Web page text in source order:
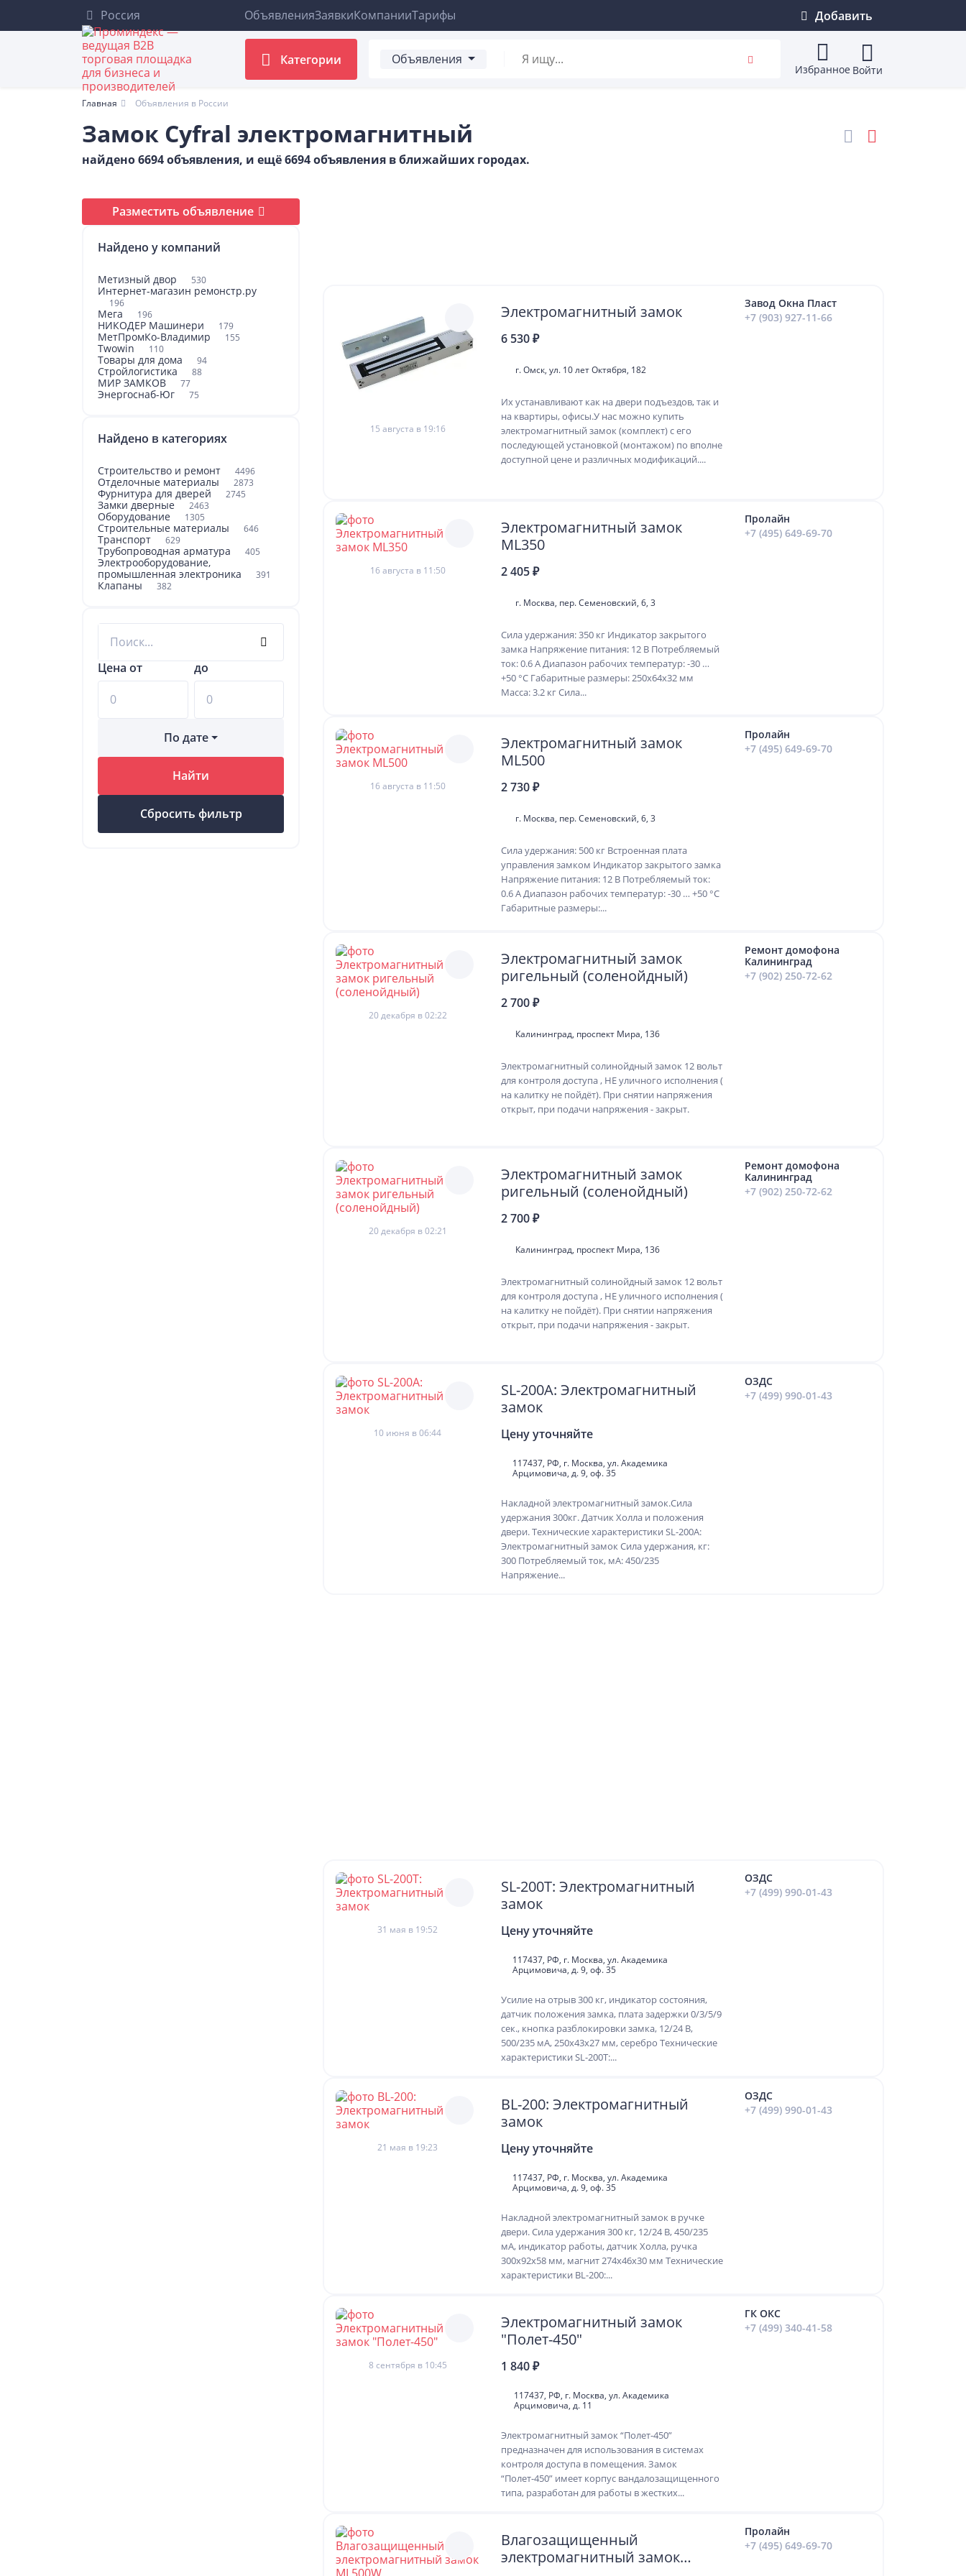
Россия ОбъявленияЗаявкиКомпанииТарифы Добавить
Категории Объявления
Избранное Войти
Главная Объявления в России
Замок Cyfral электромагнитный
найдено 6694 объявления, и ещё 6694 объявления в ближайших городах.
Разместить объявление
Найдено у компаний
Метизный двор 530
Интернет-магазин ремонстр.ру
196
Мега 196
НИКОДЕР Машинери 179
МетПромКо-Владимир 155
Twowin 110
Товары для дома 94
Стройлогистика 88
МИР ЗАМКОВ 77
Энергоснаб-Юг 75
Найдено в категориях
Строительство и ремонт 4496
Отделочные материалы 2873
Фурнитура для дверей 2745
Замки дверные 2463
Оборудование 1305
Строительные материалы 646
Транспорт 629
Трубопроводная арматура 405
Электрооборудование,
промышленная электроника
391
Клапаны 382
Цена от до
По дате
Найти
Сбросить фильтр
15 августа в 19:16
Электромагнитный замок
6 530 ₽
г. Омск, ул. 10 лет Октября, 182
Их устанавливают как на двери подъездов, так и
на квартиры, офисы.У нас можно купить
электромагнитный замок (комплект) с его
последующей установкой (монтажом) по вполне
доступной цене и различных модификаций....
Завод Окна Пласт
+7 (903) 927-11-66
16 августа в 11:50
Электромагнитный замок
ML350
2 405 ₽
г. Москва, пер. Семеновский, 6, 3
Сила удержания: 350 кг Индикатор закрытого
замка Напряжение питания: 12 В Потребляемый
ток: 0.6 А Диапазон рабочих температур: -30 …
+50 °С Габаритные размеры: 250х64х32 мм
Масса: 3.2 кг Сила...
Пролайн
+7 (495) 649-69-70
16 августа в 11:50
Электромагнитный замок
ML500
2 730 ₽
г. Москва, пер. Семеновский, 6, 3
Сила удержания: 500 кг Встроенная плата
управления замком Индикатор закрытого замка
Напряжение питания: 12 В Потребляемый ток:
0.6 А Диапазон рабочих температур: -30 … +50 °С
Габаритные размеры:...
Пролайн
+7 (495) 649-69-70
20 декабря в 02:22
Электромагнитный замок
ригельный (соленойдный)
2 700 ₽
Калининград, проспект Мира, 136
Электромагнитный солинойдный замок 12 вольт
для контроля доступа , НЕ уличного исполнения (
на калитку не пойдёт). При снятии напряжения
открыт, при подачи напряжения - закрыт.
Ремонт домофона
Калининград
+7 (902) 250-72-62
20 декабря в 02:21
Электромагнитный замок
ригельный (соленойдный)
2 700 ₽
Калининград, проспект Мира, 136
Электромагнитный солинойдный замок 12 вольт
для контроля доступа , НЕ уличного исполнения (
на калитку не пойдёт). При снятии напряжения
открыт, при подачи напряжения - закрыт.
Ремонт домофона
Калининград
+7 (902) 250-72-62
10 июня в 06:44
SL-200A: Электромагнитный
замок
Цену уточняйте
117437, РФ, г. Москва, ул. Академика
Арцимовича, д. 9, оф. 35
Накладной электромагнитный замок.Сила
удержания 300кг. Датчик Холла и положения
двери. Технические характеристики SL-200A:
Электромагнитный замок Сила удержания, кг:
300 Потребляемый ток, мА: 450/235
Напряжение...
ОЗДС
+7 (499) 990-01-43
31 мая в 19:52
SL-200T: Электромагнитный
замок
Цену уточняйте
117437, РФ, г. Москва, ул. Академика
Арцимовича, д. 9, оф. 35
Усилие на отрыв 300 кг, индикатор состояния,
датчик положения замка, плата задержки 0/3/5/9
сек., кнопка разблокировки замка, 12/24 В,
500/235 мA, 250x43x27 мм, серебро Технические
характеристики SL-200T:...
ОЗДС
+7 (499) 990-01-43
21 мая в 19:23
BL-200: Электромагнитный
замок
Цену уточняйте
117437, РФ, г. Москва, ул. Академика
Арцимовича, д. 9, оф. 35
Накладной электромагнитный замок в ручке
двери. Сила удержания 300 кг, 12/24 В, 450/235
мA, индикатор работы, датчик Холла, ручка
300х92х58 мм, магнит 274х46х30 мм Технические
характеристики BL-200:...
ОЗДС
+7 (499) 990-01-43
8 сентября в 10:45
Электромагнитный замок
"Полет-450"
1 840 ₽
117437, РФ, г. Москва, ул. Академика
Арцимовича, д. 11
Электромагнитный замок “Полет-450”
предназначен для использования в системах
контроля доступа в помещения. Замок
“Полет-450” имеет корпус вандалозащищенного
типа, разработан для работы в жестких...
ГК ОКС
+7 (499) 340-41-58
Влагозащищенный
электромагнитный замок
Пролайн
+7 (495) 649-69-70